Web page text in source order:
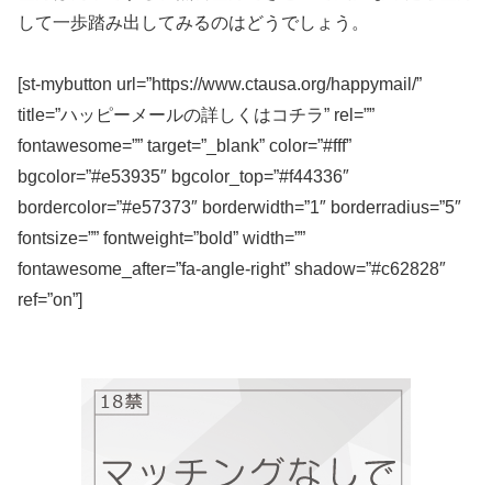
して一歩踏み出してみるのはどうでしょう。
[st-mybutton url=”https://www.ctausa.org/happymail/”
title=”ハッピーメールの詳しくはコチラ” rel=””
fontawesome=”” target=”_blank” color=”#fff”
bgcolor=”#e53935″ bgcolor_top=”#f44336″
bordercolor=”#e57373″ borderwidth=”1″ borderradius=”5″
fontsize=”” fontweight=”bold” width=””
fontawesome_after=”fa-angle-right” shadow=”#c62828″
ref=”on”]